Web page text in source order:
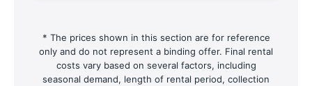
* The prices shown in this section are for reference
only and do not represent a binding offer. Final rental
costs vary based on several factors, including
seasonal demand, length of rental period, collection